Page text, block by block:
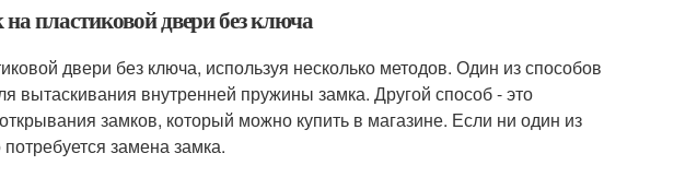
пластиковой двери без ключа
двери без ключа, используя несколько методов. Один из способов
вытаскивания внутренней пружины замка. Другой способ - это
замков, который можно купить в магазине. Если ни один из
замена замка.